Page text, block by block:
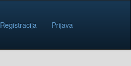
Registracija Prijava